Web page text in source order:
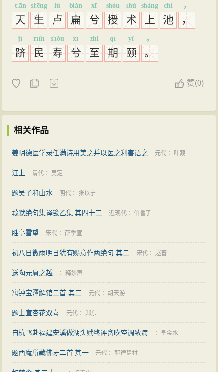
天
tiān
生
shēng
卢
lú
扁
biǎn
兮
xī
授
shòu
术
shù
上
shàng
池
chí
，
，
跻
jī
民
mín
寿
shòu
兮
xī
至
zhì
期
qī
颐
yí
。
。
赞(0)
相关作品
姜明德医学录任满诗用美之并以医之利害语之 元代 ： 叶颙
江上 清代 ：吴定
题吴子和山水 明代 ： 张以宁
莪默绝句集译笺乙集 其四十二 近现代 ：伯昏子
胜亭雪望 宋代 ： 薛季宣
初八日微雨明日犹有赐意作两绝句 其二 宋代 ：赵蕃
送陶元庸之越 ：释妙声
寓钟宝潭解馆二首 其二 元代 ：胡天游
题士宣杏花双喜 元代 ：郑东
自杭飞赴福建安溪做湖头赋终评贪吹空调致病 ：吴金水
题西庵所藏佛牙二首 其一 元代 ：耶律楚材